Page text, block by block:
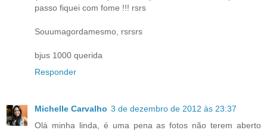
passo fiquei com fome !!! rsrs
Souumagordamesmo, rsrsrs
bjus 1000 querida
Responder
Michelle Carvalho 3 de dezembro de 2012 às 23:37
Olá minha linda, é uma pena as fotos não terem aberto